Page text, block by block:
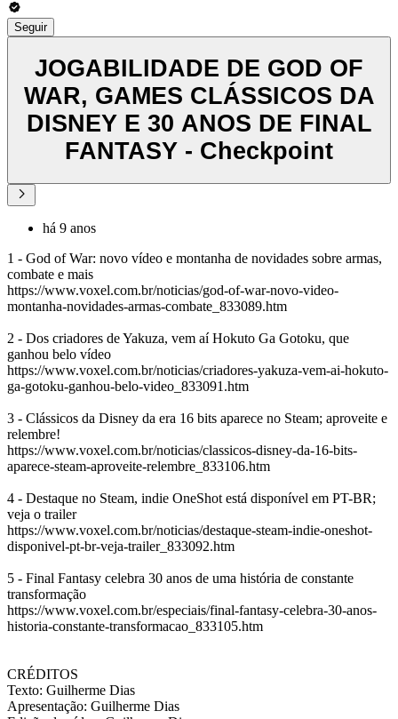
Seguir
JOGABILIDADE DE GOD OF
WAR, GAMES CLÁSSICOS DA
DISNEY E 30 ANOS DE FINAL
FANTASY - Checkpoint
há 9 anos
1 - God of War: novo vídeo e montanha de novidades sobre armas,
combate e mais
https://www.voxel.com.br/noticias/god-of-war-novo-video-
montanha-novidades-armas-combate_833089.htm
2 - Dos criadores de Yakuza, vem aí Hokuto Ga Gotoku, que
ganhou belo vídeo
https://www.voxel.com.br/noticias/criadores-yakuza-vem-ai-hokuto-
ga-gotoku-ganhou-belo-video_833091.htm
3 - Clássicos da Disney da era 16 bits aparece no Steam; aproveite e
relembre!
https://www.voxel.com.br/noticias/classicos-disney-da-16-bits-
aparece-steam-aproveite-relembre_833106.htm
4 - Destaque no Steam, indie OneShot está disponível em PT-BR;
veja o trailer
https://www.voxel.com.br/noticias/destaque-steam-indie-oneshot-
disponivel-pt-br-veja-trailer_833092.htm
5 - Final Fantasy celebra 30 anos de uma história de constante
transformação
https://www.voxel.com.br/especiais/final-fantasy-celebra-30-anos-
historia-constante-transformacao_833105.htm
CRÉDITOS
Texto: Guilherme Dias
Apresentação: Guilherme Dias